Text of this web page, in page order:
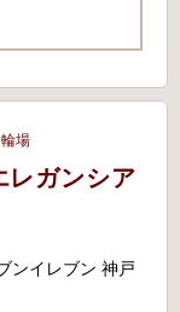
場
レガンシア
ンイレブン 神戸